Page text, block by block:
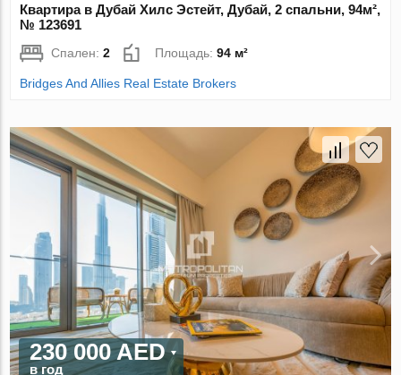
Квартира в Дубай Хилс Эстейт, Дубай, 2 спальни, 94м²,
№ 123691
Спален:2 Площадь:94 м²
Bridges And Allies Real Estate Brokers
230 000 AED
в год